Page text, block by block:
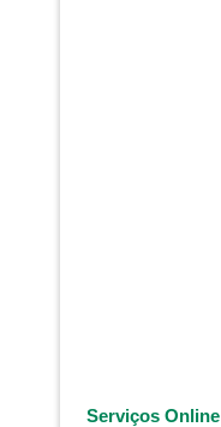
Serviços Online